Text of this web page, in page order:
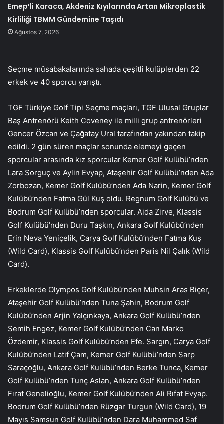
Emep’li Karaca, Akdeniz Kıyılarında Artan Mikroplastik
Kirliliği TBMM Gündemine Taşıdı
Ağustos 7, 2026
Seçme müsabakalarında sahada çeşitli kulüplerden 22
erkek ve 40 sporcu yarıştı.
TGF Türkiye Golf Tipi Seçme maçları, TGF Ulusal Gruplar
Baş Antrenörü Keith Coveney ile milli grup antrenörleri
Gencer Özcan ve Çağatay Ural tarafından yakından takip
edildi. 2 gün süren maçlar sonunda elemeyi geçen
sporcular arasında kız sporcular Kemer Golf Kulübü’nden
Lara Sorguç ve Aylin Evyap, Ataşehir Golf Kulübü’nden Ada
Zorbozan, Kemer Golf Kulübü’nden Ada Narin, Kemer Golf
Kulübü’nden Fatma Gül Kuş oldu. Regnum Golf Kulübü ve
Bodrum Golf Kulübü’nden sporcular. Aida Zirve, Klassis
Golf Kulübü’nden Duru Taşkın, Ankara Golf Kulübü’nden
Erin Neva Yeniçelik, Carya Golf Kulübü’nden Fatma Kuş
(Wild Card), Klassis Golf Kulübü’nden Paris Nil Çalık (Wild
Card).
Erkeklerde Olympos Golf Kulübü’nden Muhsin Aras Biçer,
Ataşehir Golf Kulübü’nden Tuna Şahin, Bodrum Golf
Kulübü’nden Arjin Yalçınkaya, Ankara Golf Kulübü’nden
Semih Engez, Kemer Golf Kulübü’nden Can Marko
Özdemir, Klassis Golf Kulübü’nden Efe. Sargın, Carya Golf
Kulübü’nden Latif Çam, Kemer Golf Kulübü’nden Sarp
Saraçoğlu, Ankara Golf Kulübü’nden Berke Tunca, Kemer
Golf Kulübü’nden Tunç Aslan, Ankara Golf Kulübü’nden
Fırat Genelioğlu, Kemer Golf Kulübü’nden Ali Rıfat Evyap.
Bodrum Golf Kulübü’nden Rüzgar Turgun (Wild Card), 19
Mayıs Samsun Golf Kulübü’nden Dara Muhammed Saf